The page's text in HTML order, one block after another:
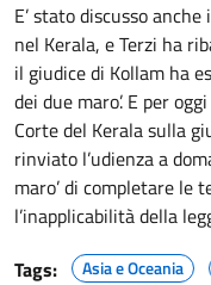
E’ stato discusso
nel Kerala, e Terzi ha
il giudice di Kollam ha
dei due maro’. E per
Corte del Kerala sulla
rinviato l’udienza a
maro’ di completare le
l’inapplicabilità della
Tags:
Asia e Oceania